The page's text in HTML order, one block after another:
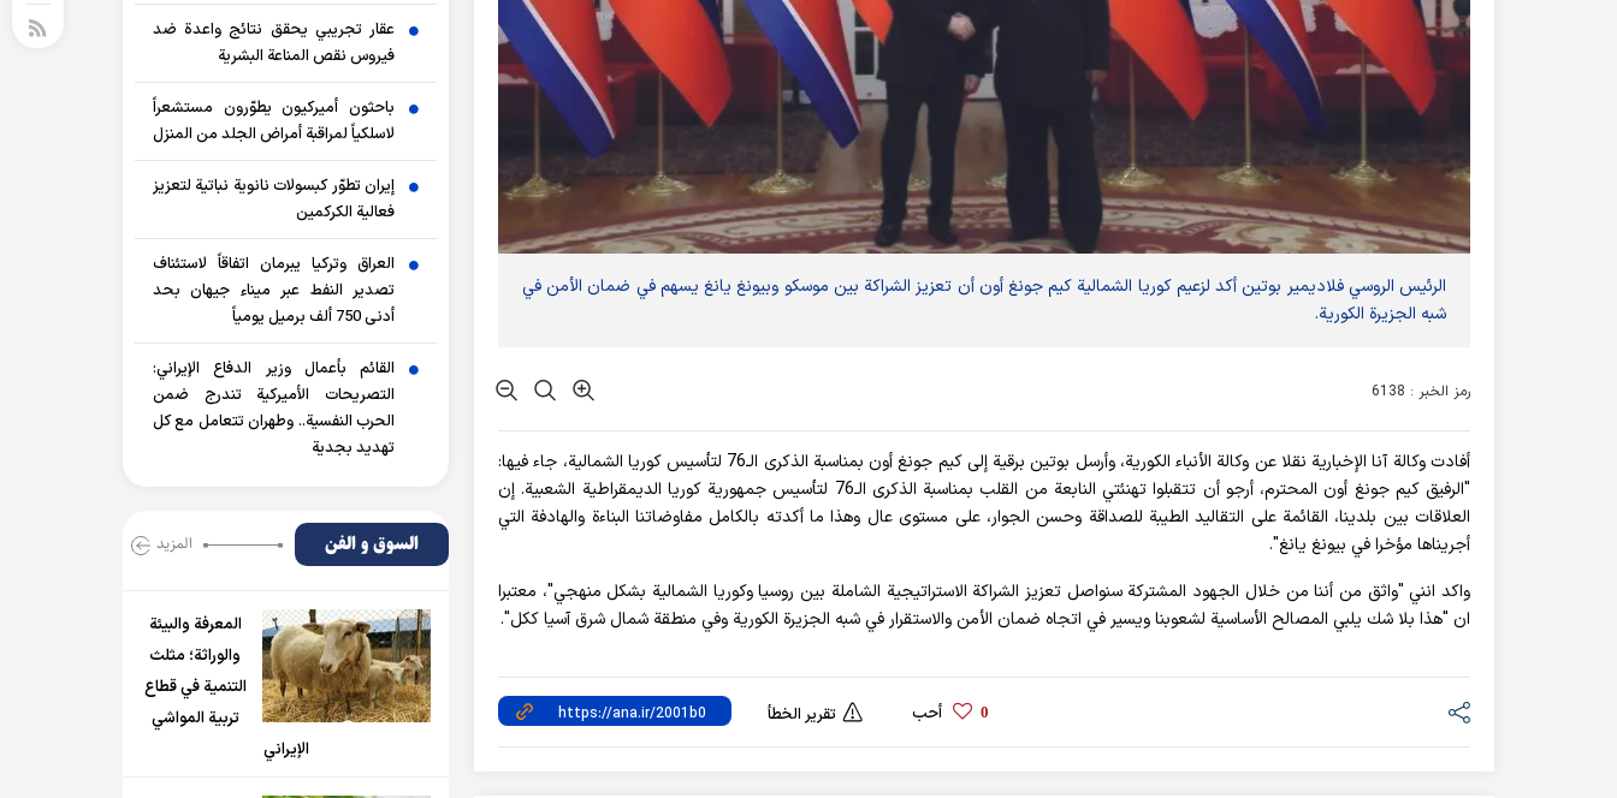
الرئيس الروسي فلاديمير بوتين أكد لزعيم كوريا الشمالية كيم جونغ أون أن تعزيز الشراكة بين موسكو وبيونغ يانغ يسهم في ضمان الأمن في
شبه الجزيرة الكورية.
رمز الخبر : 6138
أفادت وكالة آنا الإخباریة نقلا عن وکالة الأنباء الكورية، وأرسل بوتين برقية إلى كيم جونغ أون بمناسبة الذكرى الـ76 لتأسيس كوريا الشمالية، جاء فيها:
"الرفيق كيم جونغ أون المحترم، أرجو أن تتقبلوا تهنئتي النابعة من القلب بمناسبة الذكرى الـ76 لتأسيس جمهورية كوريا الديمقراطية الشعبية. إن
العلاقات بين بلدينا، القائمة على التقاليد الطيبة للصداقة وحسن الجوار، على مستوى عال وهذا ما أكدته بالكامل مفاوضاتنا البناءة والهادفة التي
أجريناها مؤخرا في بيونغ يانغ".
واكد انني "واثق من أننا من خلال الجهود المشتركة سنواصل تعزيز الشراكة الاستراتيجية الشاملة بين روسيا وكوريا الشمالية بشكل منهجي"، معتبرا
ان "هذا بلا شك يلبي المصالح الأساسية لشعوبنا ويسير في اتجاه ضمان الأمن والاستقرار في شبه الجزيرة الكورية وفي منطقة شمال شرق آسيا ككل".
0 أحب تقرير الخطأ
عقار تجريبي يحقق نتائج واعدة ضد
فيروس نقص المناعة البشرية
باحثون أميركيون يطوّرون مستشعراً
لاسلكياً لمراقبة أمراض الجلد من المنزل
إيران تطوّر كبسولات نانوية نباتية لتعزيز
فعالية الكركمين
العراق وتركيا يبرمان اتفاقاً لاستئناف
تصدير النفط عبر ميناء جيهان بحد
أدنى 750 ألف برميل يومياً
القائم بأعمال وزير الدفاع الإيراني:
التصريحات الأميركية تندرج ضمن
الحرب النفسية.. وطهران تتعامل مع كل
تهديد بجدية
السوق و الفن المزید
المعرفة والبيئة
والوراثة؛ مثلث
التنمية في قطاع
تربية المواشي
الإيراني